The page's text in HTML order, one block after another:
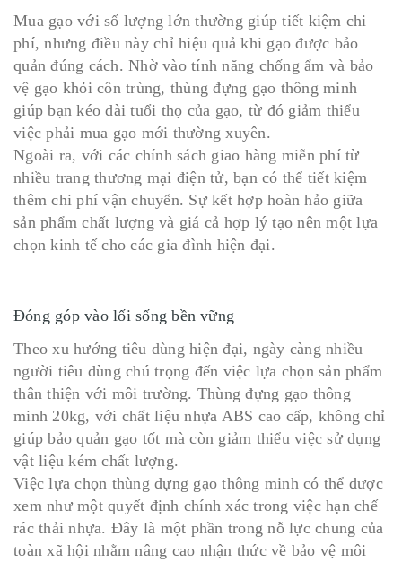
Mua gạo với số lượng lớn thường giúp tiết kiệm chi
phí, nhưng điều này chỉ hiệu quả khi gạo được bảo
quản đúng cách. Nhờ vào tính năng chống ẩm và bảo
vệ gạo khỏi côn trùng, thùng đựng gạo thông minh
giúp bạn kéo dài tuổi thọ của gạo, từ đó giảm thiểu
việc phải mua gạo mới thường xuyên.
Ngoài ra, với các chính sách giao hàng miễn phí từ
nhiều trang thương mại điện tử, bạn có thể tiết kiệm
thêm chi phí vận chuyển. Sự kết hợp hoàn hảo giữa
sản phẩm chất lượng và giá cả hợp lý tạo nên một lựa
chọn kinh tế cho các gia đình hiện đại.
Đóng góp vào lối sống bền vững
Theo xu hướng tiêu dùng hiện đại, ngày càng nhiều
người tiêu dùng chú trọng đến việc lựa chọn sản phẩm
thân thiện với môi trường. Thùng đựng gạo thông
minh 20kg, với chất liệu nhựa ABS cao cấp, không chỉ
giúp bảo quản gạo tốt mà còn giảm thiểu việc sử dụng
vật liệu kém chất lượng.
Việc lựa chọn thùng đựng gạo thông minh có thể được
xem như một quyết định chính xác trong việc hạn chế
rác thải nhựa. Đây là một phần trong nỗ lực chung của
toàn xã hội nhằm nâng cao nhận thức về bảo vệ môi